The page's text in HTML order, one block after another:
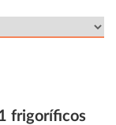
frigoríficos